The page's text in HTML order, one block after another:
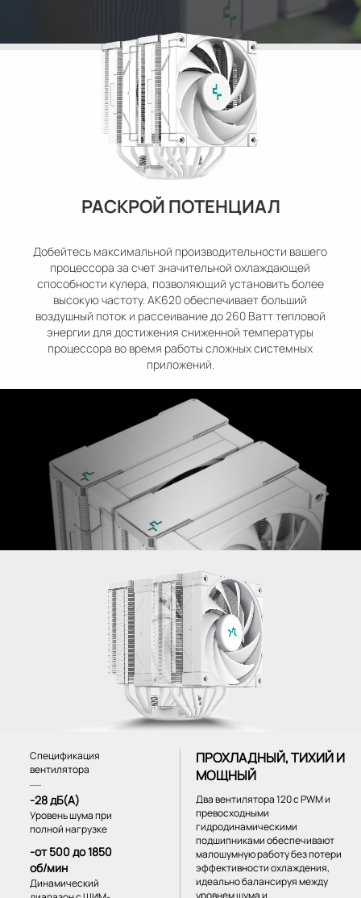
РАСКРОЙ ПОТЕНЦИАЛ
Добейтесь максимальной производительности вашего
процессора за счет значительной охлаждающей
способности кулера, позволяющий установить более
высокую частоту. AK620 обеспечивает больший
воздушный поток и рассеивание до 260 Ватт тепловой
энергии для достижения сниженной температуры
процессора во время работы сложных системных
приложений.
Спецификация
вентилятора
―
-28 дБ(А)
Уровень шума при
полной нагрузке
-от 500 до 1850
об/мин
Динамический
ПРОХЛАДНЫЙ, ТИХИЙ И
МОЩНЫЙ
Два вентилятора 120 c PWM и
превосходными
гидродинамическими
подшипниками обеспечивают
малошумную работу без потери
эффективности охлаждения,
идеально балансируя между